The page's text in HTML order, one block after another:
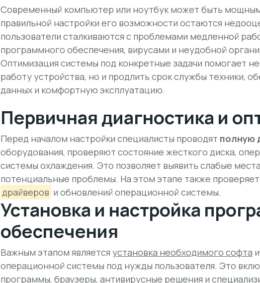
Современный компьютер или ноутбук может быть
правильной настройки его возможности остаются
пользователи сталкиваются с проблемами медленной
программного обеспечения, вирусами и неудобной
Оптимизация системы под конкретные задачи помогает
работу устройства, но и продлить срок службы техники,
данных и комфортную эксплуатацию.
Первичная диагностика и
Перед началом настройки специалисты проводят полную
оборудования, проверяют состояние жесткого диска,
системы охлаждения. Это позволяет выявить слабые
потенциальные проблемы. На этом этапе также
драйверов и обновлений операционной системы.
Установка и настройка
обеспечения
Важным этапом является установка необходимого софта
операционной системы под нужды пользователя. Это
программы, браузеры, антивирусные решения и